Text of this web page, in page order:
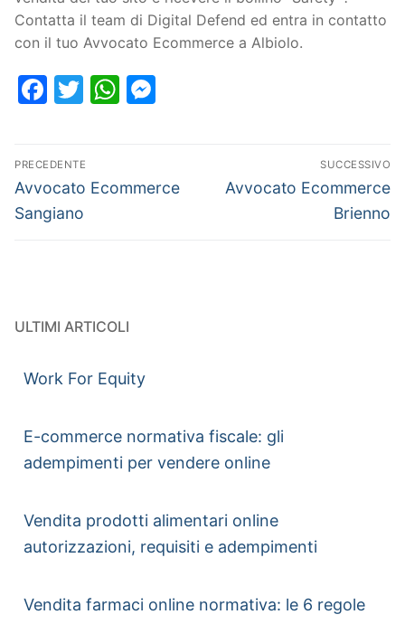
Contatta il team di Digital Defend ed entra in contatto
con il tuo Avvocato Ecommerce a Albiolo.
Facebook
TwitterWhatsApp
PRECEDENTE
Avvocato Ecommerce
Sangiano
SUCCESSIVO
Avvocato Ecommerce
Brienno
ULTIMI ARTICOLI
Work For Equity
E-commerce normativa fiscale: gli
adempimenti per vendere online
Vendita prodotti alimentari online
autorizzazioni, requisiti e adempimenti
Vendita farmaci online normativa: le 6 regole